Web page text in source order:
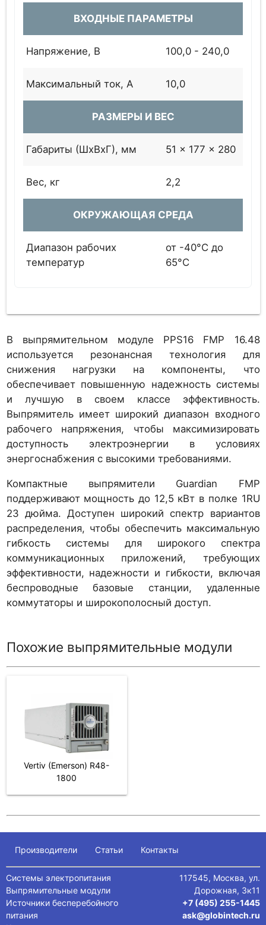
ВХОДНЫЕ ПАРАМЕТРЫ
Напряжение, В 100,0 - 240,0
Максимальный ток, А 10,0
РАЗМЕРЫ И ВЕС
Габариты (ШхВхГ), мм 51 x 177 x 280
Вес, кг 2,2
ОКРУЖАЮЩАЯ СРЕДА
Диапазон рабочих
температур
от -40°C до
65°C
В выпрямительном модуле PPS16 FMP 16.48
используется резонансная технология для
снижения нагрузки на компоненты, что
обеспечивает повышенную надежность системы
и лучшую в своем классе эффективность.
Выпрямитель имеет широкий диапазон входного
рабочего напряжения, чтобы максимизировать
доступность электроэнергии в условиях
энергоснабжения с высокими требованиями.
Компактные выпрямители Guardian FMP
поддерживают мощность до 12,5 кВт в полке 1RU
23 дюйма. Доступен широкий спектр вариантов
распределения, чтобы обеспечить максимальную
гибкость системы для широкого спектра
коммуникационных приложений, требующих
эффективности, надежности и гибкости, включая
беспроводные базовые станции, удаленные
коммутаторы и широкополосный доступ.
Похожие выпрямительные модули
Vertiv (Emerson) R48-
1800
Производители Статьи Контакты
Системы электропитания
Выпрямительные модули
Источники бесперебойного
питания
117545, Москва, ул.
Дорожная, 3к11
+7 (495) 255-1445
ask@globintech.ru